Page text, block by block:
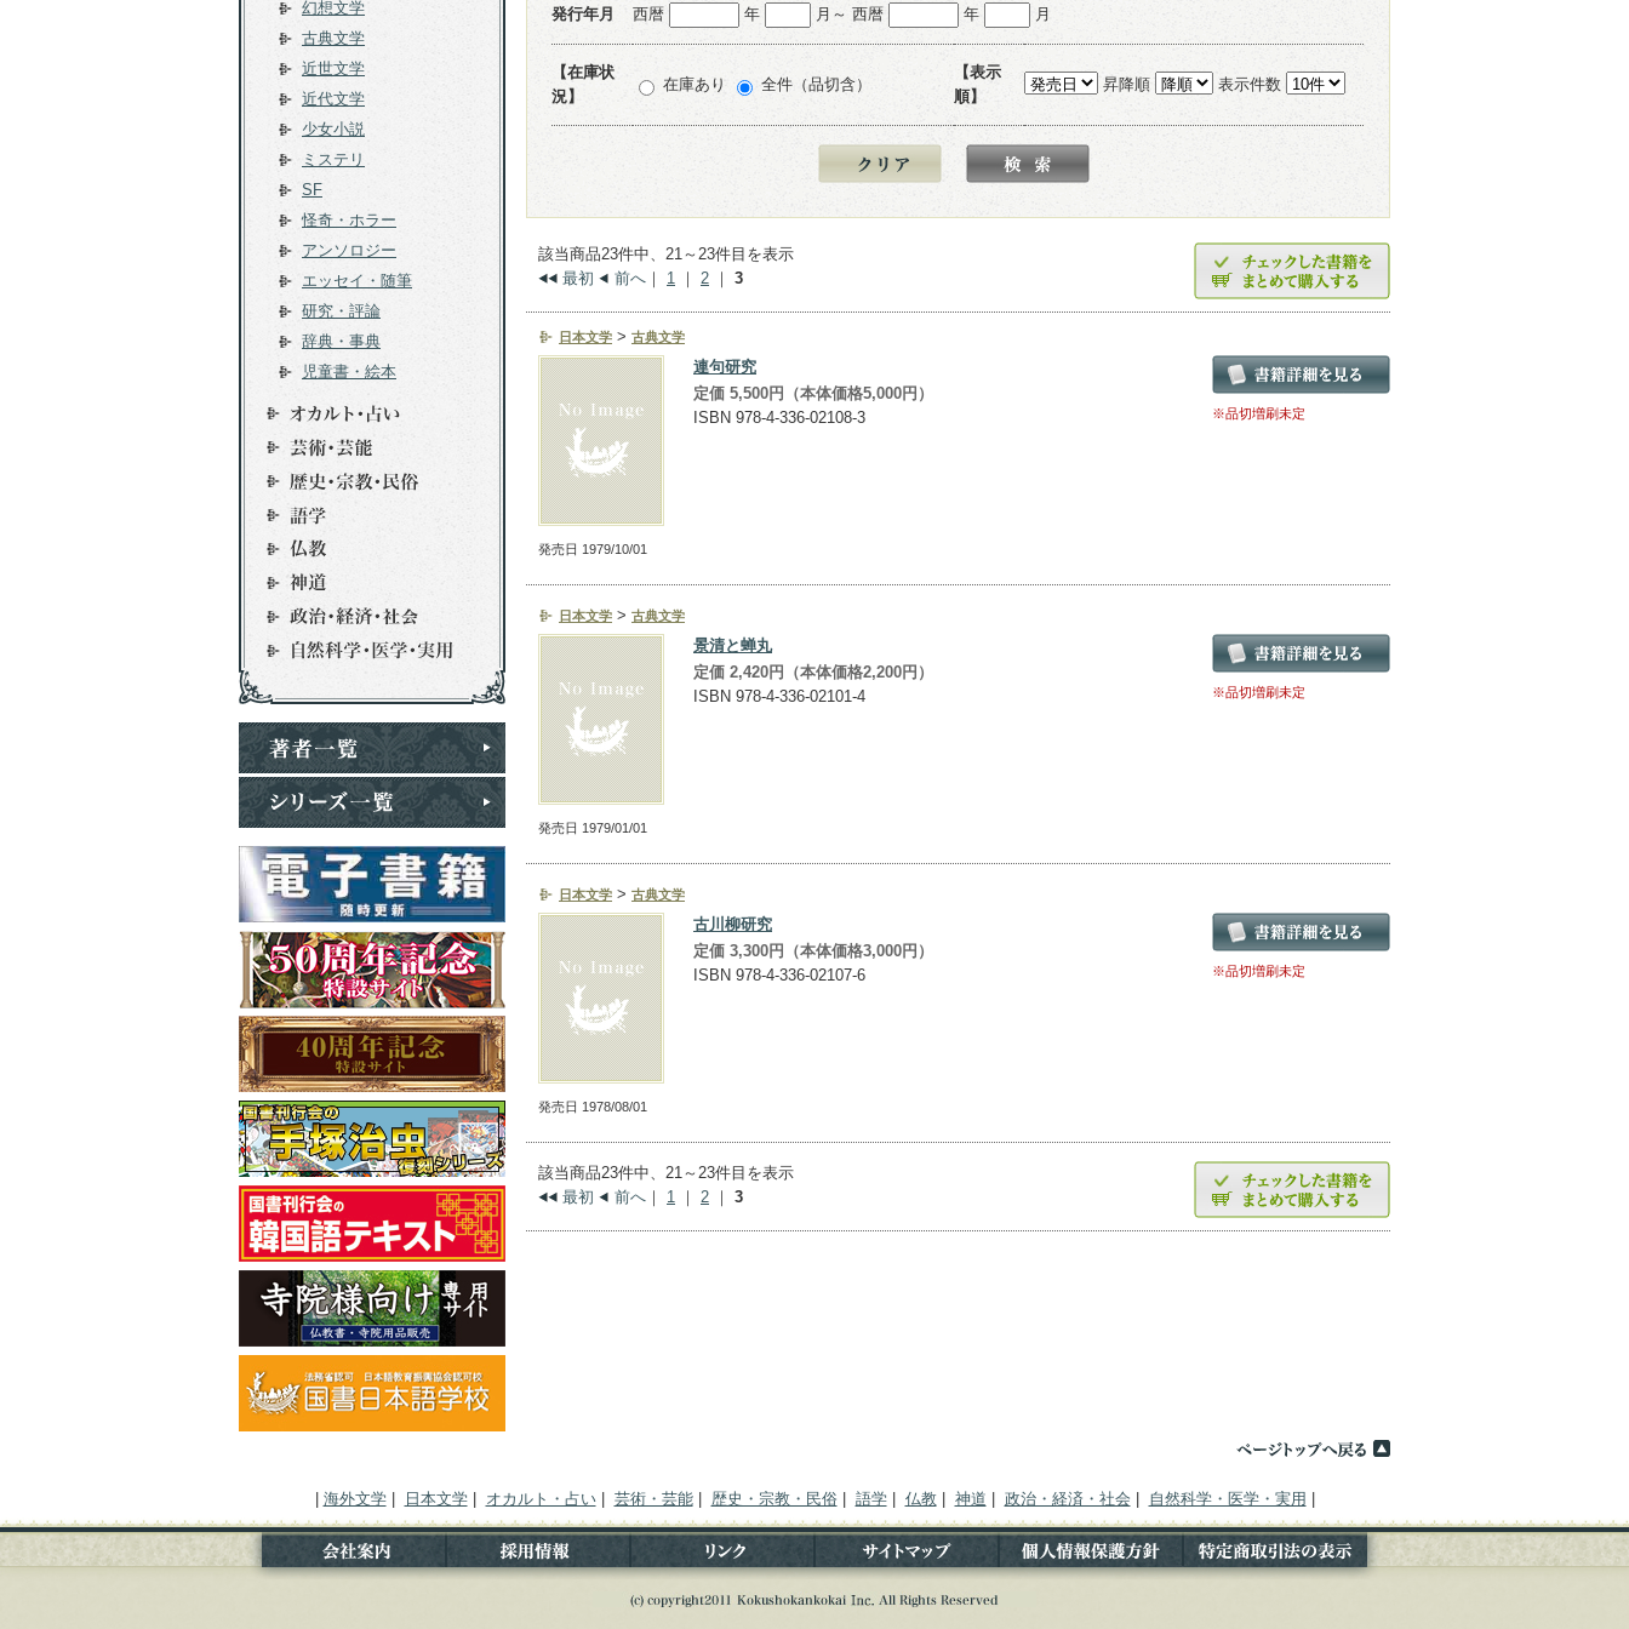
発行年月 西暦 年 月～ 西暦 年 月
【在庫状
況】
在庫あり 全件（品切含）
【表示
順】
昇降順 表示件数
該当商品23件中、21～23件目を表示
最初
前へ ｜ 1 ｜ 2 ｜ 3
日本文学 > 古典文学
発売日 1979/10/01
連句研究
定価 5,500円（本体価格5,000円）
ISBN 978-4-336-02108-3
※品切増刷未定
日本文学 > 古典文学
発売日 1979/01/01
景清と蝉丸
定価 2,420円（本体価格2,200円）
ISBN 978-4-336-02101-4
※品切増刷未定
日本文学 > 古典文学
発売日 1978/08/01
古川柳研究
定価 3,300円（本体価格3,000円）
ISBN 978-4-336-02107-6
※品切増刷未定
該当商品23件中、21～23件目を表示
最初
前へ ｜ 1 ｜ 2 ｜ 3
幻想文学
古典文学
近世文学
近代文学
少女小説
ミステリ
SF
怪奇・ホラー
アンソロジー
エッセイ・随筆
研究・評論
辞典・事典
児童書・絵本
海外文学| 日本文学| オカルト・占い| 芸術・芸能| 歴史・宗教・民俗 語学| 仏教| 神道 政治・経済・社会 自然科学・医学・実用